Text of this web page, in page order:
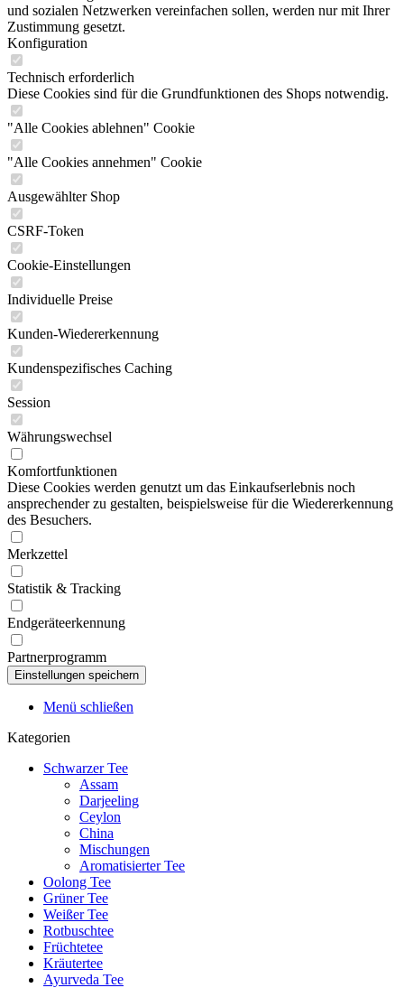
und sozialen Netzwerken vereinfachen sollen, werden nur mit Ihrer
Zustimmung gesetzt.
Konfiguration
Technisch erforderlich
Diese Cookies sind für die Grundfunktionen des Shops notwendig.
"Alle Cookies ablehnen" Cookie
"Alle Cookies annehmen" Cookie
Ausgewählter Shop
CSRF-Token
Cookie-Einstellungen
Individuelle Preise
Kunden-Wiedererkennung
Kundenspezifisches Caching
Session
Währungswechsel
Komfortfunktionen
Diese Cookies werden genutzt um das Einkaufserlebnis noch
ansprechender zu gestalten, beispielsweise für die Wiedererkennung
des Besuchers.
Merkzettel
Statistik & Tracking
Endgeräteerkennung
Partnerprogramm
Menü schließen
Kategorien
Schwarzer Tee
Assam
Darjeeling
Ceylon
China
Mischungen
Aromatisierter Tee
Oolong Tee
Grüner Tee
Weißer Tee
Rotbuschtee
Früchtetee
Kräutertee
Ayurveda Tee